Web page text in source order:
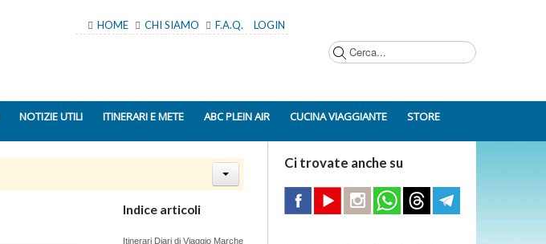
HOME CHI SIAMO F.A.Q. LOGIN
NOTIZIE UTILI ITINERARI E METE ABC PLEIN AIR CUCINA VIAGGIANTE STORE
Indice articoli
Itinerari Diari di Viaggio Marche
Ci trovate anche su